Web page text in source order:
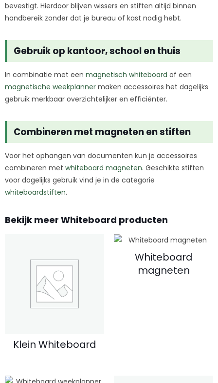
bevestigt. Hierdoor blijven wissers en stiften altijd binnen
handbereik zonder dat je bureau of kast nodig hebt.
Gebruik op kantoor, school en thuis
In combinatie met een magnetisch whiteboard of een
magnetische weekplanner maken accessoires het dagelijks
gebruik merkbaar overzichtelijker en efficiënter.
Combineren met magneten en stiften
Voor het ophangen van documenten kun je accessoires
combineren met whiteboard magneten. Geschikte stiften
voor dagelijks gebruik vind je in de categorie
whiteboardstiften.
Bekijk meer Whiteboard producten
Klein Whiteboard
Whiteboard
magneten